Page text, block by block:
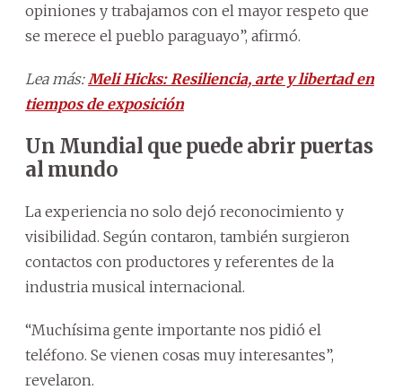
opiniones y trabajamos con el mayor respeto que
se merece el pueblo paraguayo”, afirmó.
Lea más: Meli Hicks: Resiliencia, arte y libertad en
tiempos de exposición
Un Mundial que puede abrir puertas
al mundo
La experiencia no solo dejó reconocimiento y
visibilidad. Según contaron, también surgieron
contactos con productores y referentes de la
industria musical internacional.
“Muchísima gente importante nos pidió el
teléfono. Se vienen cosas muy interesantes”,
revelaron.